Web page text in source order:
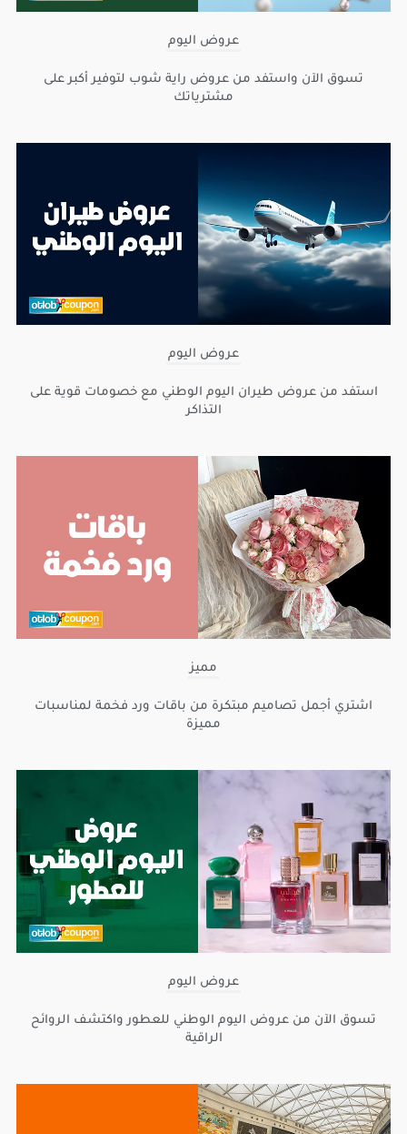
عروض اليوم
تسوق الآن واستفد من عروض راية شوب لتوفير أكبر على
مشترياتك
عروض اليوم
استفد من عروض طيران اليوم الوطني مع خصومات قوية على
التذاكر
مميز
اشتري أجمل تصاميم مبتكرة من باقات ورد فخمة لمناسبات
مميزة
عروض اليوم
تسوق الآن من عروض اليوم الوطني للعطور واكتشف الروائح
الراقية